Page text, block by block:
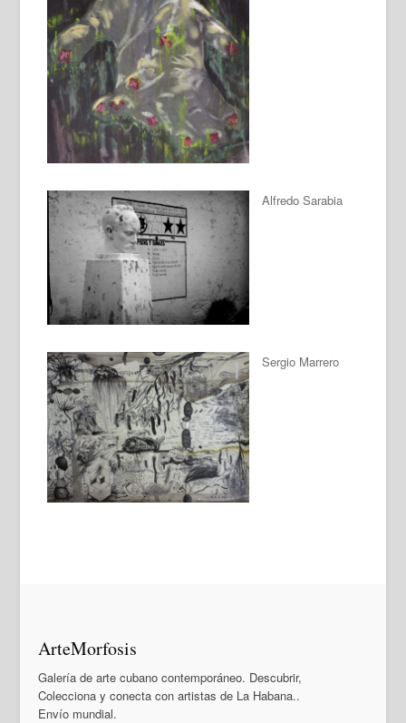
Alfredo Sarabia
Sergio Marrero
ArteMorfosis
Galería de arte cubano contemporáneo. Descubrir,
Colecciona y conecta con artistas de La Habana..
Envío mundial.